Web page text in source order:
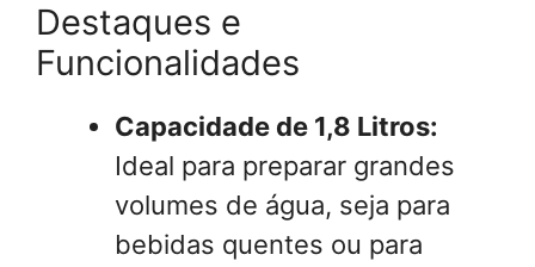
Destaques e
Funcionalidades
Capacidade de 1,8 Litros:
Ideal para preparar grandes
volumes de água, seja para
bebidas quentes ou para